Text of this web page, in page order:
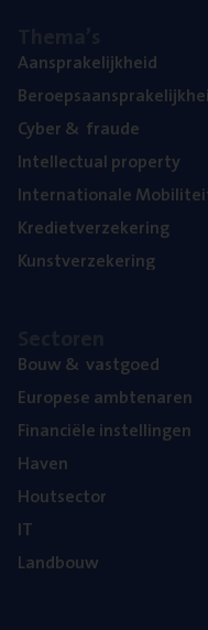
Aan­spra­ke­lijk­heid
Cyber& fraude
Intel­lec­tu­al property
Inter­na­ti­o­na­le
Kre­diet­ver­ze­ke­ring
Kunst­ver­ze­ke­ring
Bouw& vastgoed
Euro­pe­se ambtenaren
Finan­ci­ë­le instellingen
Haven
Hout­sec­tor
IT
Land­bouw